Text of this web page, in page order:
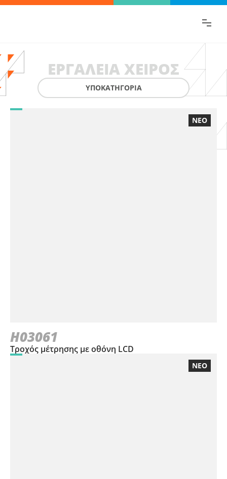
ΕΡΓΑΛΕΙΑ ΧΕΙΡΟΣ
ΥΠΟΚΑΤΗΓΟΡΙΑ
ΝΕΟ
H03061
Τροχός μέτρησης με οθόνη LCD
ΝΕΟ
Βρες γρήγορα την πληροφορία που